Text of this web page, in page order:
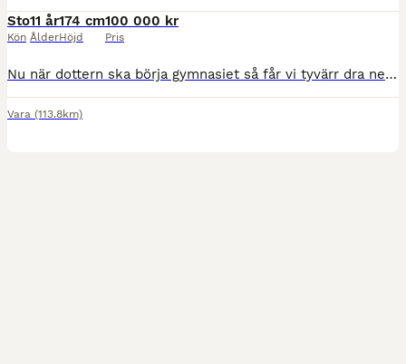
Sto
Kön
11 år
Ålder
174 cm
Höjd
100 000 kr
Pris
Nu när dottern ska börja gymnasiet så får vi tyvärr dra ner på hästantalet Donna är en super check häst som vem som helst kan rida. Rids ut på med och utan sällskap. Hoppar banor på 120. En häst
Vara (113.8km)